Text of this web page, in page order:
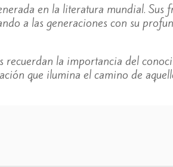
en la literatura mundial. Sus
a las generaciones con su
recuerdan la importancia del
que ilumina el camino de